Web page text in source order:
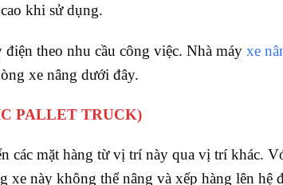
khi sử dụng.
theo nhu cầu công việc. Nhà máy xe
xe nâng dưới đây.
PALLET TRUCK)
các mặt hàng từ vị trí này qua vị trí khác.
xe này không thể nâng và xếp hàng lên hệ